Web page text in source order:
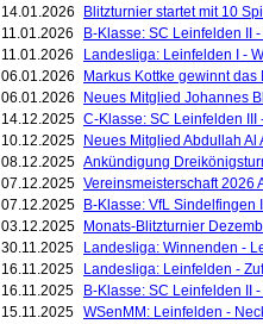
14.01.2026
Blitzturnier startet mit 10
11.01.2026
B-Klasse: SC Leinfelden II
11.01.2026
Landesliga: Leinfelden I -
06.01.2026
Markus Kottke gewinnt
06.01.2026
Neues Mitglied Johannes
14.12.2025 C-Klasse: SC Leinfelden III
10.12.2025
Neues Mitglied Abdullah Al
08.12.2025 Ankündigung
07.12.2025 Vereinsmeisterschaft 2026
07.12.2025
B-Klasse: VfL Sindelfingen
03.12.2025
Monats-Blitzturnier
30.11.2025
Landesliga: Winnenden -
16.11.2025
Landesliga: Leinfelden -
16.11.2025
B-Klasse: SC Leinfelden II
15.11.2025 WSenMM: Leinfelden -